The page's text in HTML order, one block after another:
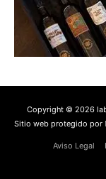
Copyright © 2026
Sitio web protegido por
Aviso Legal